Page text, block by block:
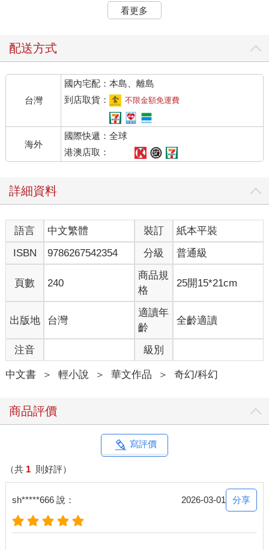
在菲爾緊跟著奔上三樓後，馮等人也連忙跟上。
布里安身為客人，按理說該留在原地等候，但他擔心菲爾的安
然而當他氣喘吁吁地抵達三樓時，迎面看到的卻是菲爾等人被肯
連喘都還沒喘順的布里安自然也一起被帶回客廳。
辛辛苦苦白跑一趟、半點八卦都沒看到的布里安：「……」
偏偏除了他之外，同樣跑上跑下的格雷森們全都一副沒事人的模
樣，就連原本不擅長運動的菲爾，也因被逼鍛鍊而體能變好了，
只輕微喘了幾口。這讓喘得上氣不接下氣的布里安在眾人中特別
顯眼，也顯得特別廢。
作為經常泡在實驗室裡的魔藥師，布里安即使知道體力並非自己
的長處，但此刻從不注重體能的他，不由得生出了幾分鍛鍊的念
費里克斯的出走造成一陣兵荒馬亂，警報聲也把伊莉莎白以及一
眾傭人引了過來。
她在確定只是虛驚一場後，便領著人回去繼續工作，完全沒有對
警報聲表現出任何好奇，更沒有多問半句。
菲爾看著那一行急匆匆趕來、又風風火火離去的人暗自出神，心
裡的疑問不禁再次浮起——作為老宅的管家，伊莉莎白真的不知
道肯恩他們的身分嗎？還是她已經有所猜測，但選擇心照不宣？
不過這些都不是他此刻應該擔心的事，菲爾現在只想知道費里克
斯的去向。以他對費里克斯的了解，對方絕不會輕易離開那個自
到底發生什麼事？
菲爾忍不住詢問之前，蓋倫已率先開口：「肯恩，你真的在三樓
藏了個美人？還被人甩了嗎？」
布里安此刻如坐針氈，既想留下來聽八卦，但良好的教養又讓他
自覺留下來有些沒禮貌。
決定厚著臉皮留下來。
這種程度的瓜，可不是什麼時候都能吃到的！
頓時令想看人家八卦的少年心跳如雷。
不過肯恩並沒有逐客，反而對布里安說：「這事情也許需要魔法
界的幫忙。」
說罷，肯恩伸出了手，眾人這才發現他一直緊握的右手中有一張
小紙條。紙條只是普通的白紙，一邊的邊緣呈不規則狀，似乎是
肯恩把紙條交給布里安，示意他看上面寫著的內容。
不只布里安，所有人都好奇地探頭看過去。
看更多
配送方式
台灣
國內宅配：本島、離島
到店取貨：
不限金額免運費
海外
國際快遞：全球
港澳店取：
詳細資料
語言 中文繁體 裝訂
紙本平裝
ISBN
9786267542354 分級 普通級
頁數 240
商品規
格
25開15*21cm
出版地 台灣
適讀年
齡
全齡適讀
注音 級別
中文書 ＞ 輕小說 ＞ 華文作品 ＞ 奇幻/科幻
商品評價
寫評價
（共 1 則好評）
sh*****666 說： 2026-03-01 分享